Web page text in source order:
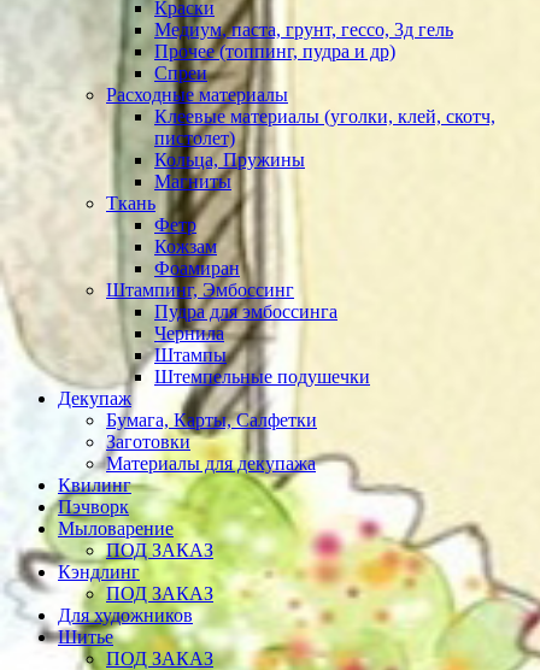
Краски
Медиум, паста, грунт, гессо, 3д гель
Прочее (топпинг, пудра и др)
Спреи
Расходные материалы
Клеевые материалы (уголки, клей, скотч,
пистолет)
Кольца, Пружины
Магниты
Ткань
Фетр
Кожзам
Фоамиран
Штампинг, Эмбоссинг
Пудра для эмбоссинга
Чернила
Штампы
Штемпельные подушечки
Декупаж
Бумага, Карты, Салфетки
Заготовки
Материалы для декупажа
Квилинг
Пэчворк
Мыловарение
ПОД ЗАКАЗ
Кэндлинг
ПОД ЗАКАЗ
Для художников
Шитье
ПОД ЗАКАЗ